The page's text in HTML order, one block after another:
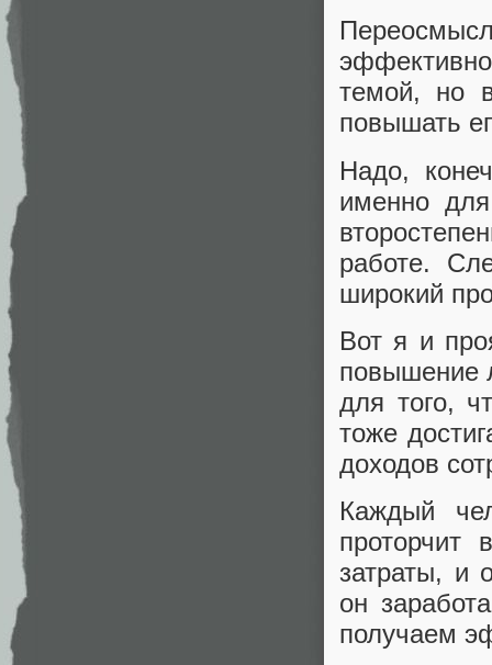
темой, но
повышать
Надо,
именно
работе.
широкий
Вот я и
повышение
для того,
тоже
доходов
Каждый
затраты, и
он
получаем